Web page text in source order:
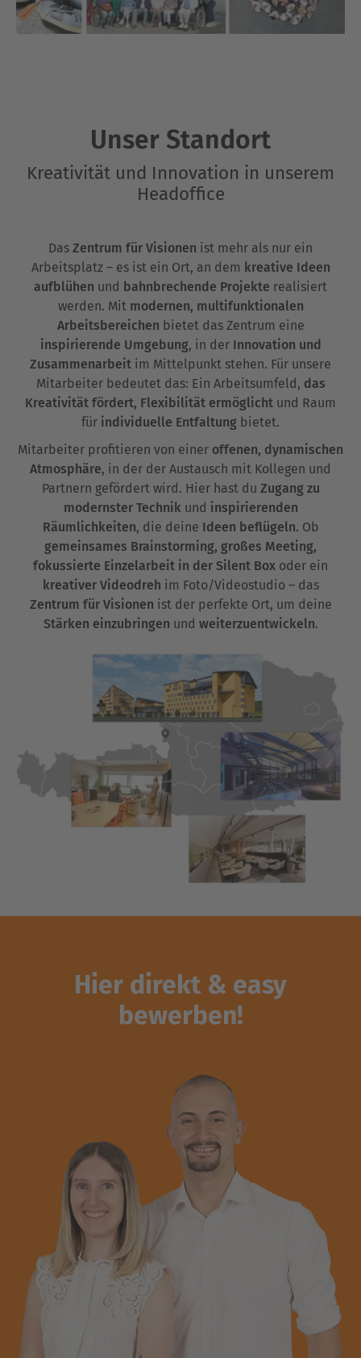
Unser Standort
Kreativität und Innovation in unserem
Headoffice
Das Zentrum für Visionen ist mehr als nur ein
Arbeitsplatz – es ist ein Ort, an dem kreative Ideen
aufblühen und bahnbrechende Projekte realisiert
werden. Mit modernen, multifunktionalen
Arbeitsbereichen bietet das Zentrum eine
inspirierende Umgebung, in der Innovation und
Zusammenarbeit im Mittelpunkt stehen. Für unsere
Mitarbeiter bedeutet das: Ein Arbeitsumfeld, das
Kreativität fördert, Flexibilität ermöglicht und Raum
für individuelle Entfaltung bietet.
Mitarbeiter profitieren von einer offenen, dynamischen
Atmosphäre, in der der Austausch mit Kollegen und
Partnern gefördert wird. Hier hast du Zugang zu
modernster Technik und inspirierenden
Räumlichkeiten, die deine Ideen beflügeln. Ob
gemeinsames Brainstorming, großes Meeting,
fokussierte Einzelarbeit in der Silent Box oder ein
kreativer Videodreh im Foto/Videostudio – das
Zentrum für Visionen ist der perfekte Ort, um deine
Stärken einzubringen und weiterzuentwickeln.
Hier direkt & easy
bewerben!